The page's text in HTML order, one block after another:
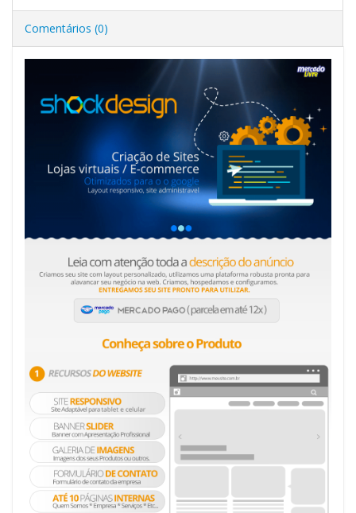
Comentários (0)